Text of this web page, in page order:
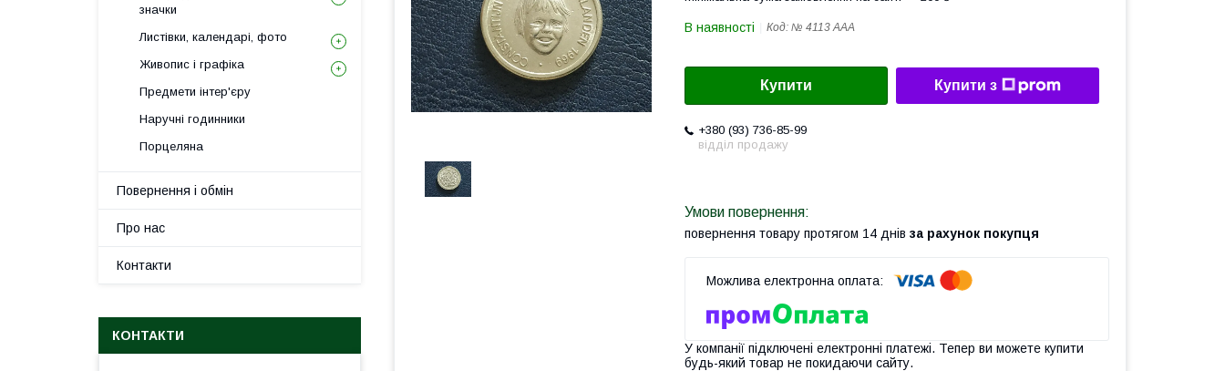
В наявності Код: № 4113 AAA
Купити Купити з
+380 (93) 736-85-99
відділ продажу
повернення товару протягом 14 днів за рахунок покупця
У компанії підключені електронні платежі. Тепер ви можете купити
будь-який товар не покидаючи сайту.
значки
Листівки, календарі, фото
Живопис і графіка
Предмети інтер'єру
Наручні годинники
Порцеляна
Повернення і обмін
Про нас
Контакти
КОНТАКТИ